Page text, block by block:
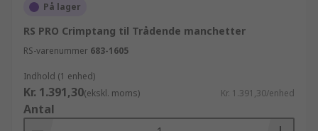
På lager
RS PRO Crimptang til Trådende manchetter
RS-varenummer 683-1605
Indhold (1 enhed)
Kr. 1.391,30(ekskl. moms) Kr. 1.391,30/enhed
Antal